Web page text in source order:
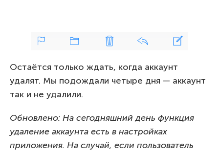
Остаётся только ждать, когда аккаунт
удалят. Мы подождали четыре дня — аккаунт
так и не удалили.
Обновлено: На сегодняшний день функция
удаление аккаунта есть в настройках
приложения. На случай, если пользователь